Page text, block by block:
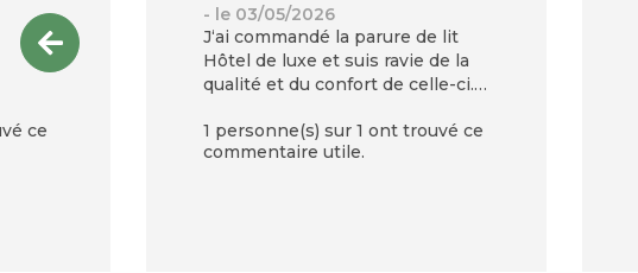
ce
- le 03/05/2026
J‘ai commandé la parure de lit
Hôtel de luxe et suis ravie de la
qualité et du confort de celle-ci.
prix parle de la très belle qualité.
1 personne(s) sur 1 ont trouvé ce
commentaire utile.